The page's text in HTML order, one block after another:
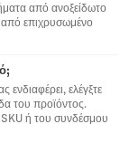
από ανοξείδωτο
από επιχρυσωμένο
ενδιαφέρει, ελέγξτε
του προϊόντος.
SKU ή του συνδέσμου